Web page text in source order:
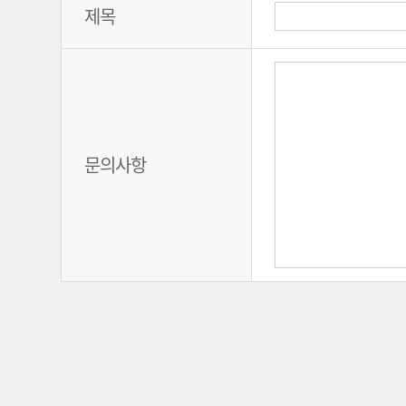
제목
문의사항